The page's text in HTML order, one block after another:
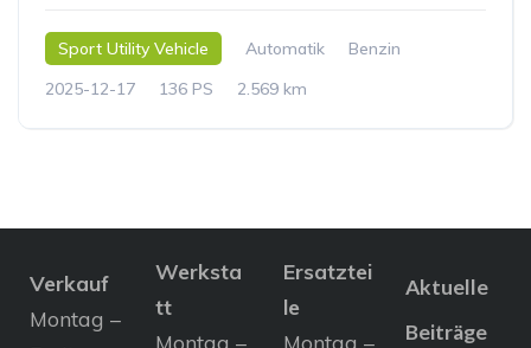
Sport Utility Vehicle Automatik
Benzin
2025-12-17
136 PS 2.569 km
Verkauf
Montag –
Werksta
tt
Montag –
Ersatztei
le
Montag –
Aktuelle
Beiträge